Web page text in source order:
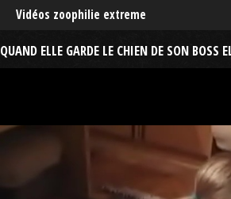
Vidéos zoophilie extreme
QUAND ELLE GARDE LE CHIEN DE SON BOSS